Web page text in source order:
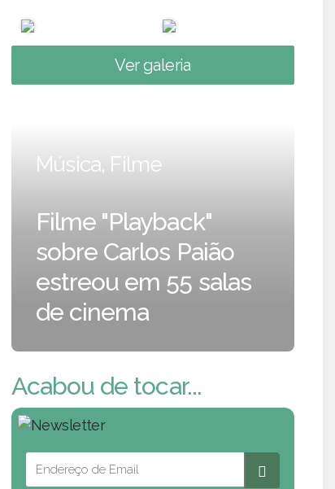
Ver galeria
Música, Filme
Filme "Playback"
sobre Carlos Paião
estreou em 55 salas
de cinema
Acabou de tocar...